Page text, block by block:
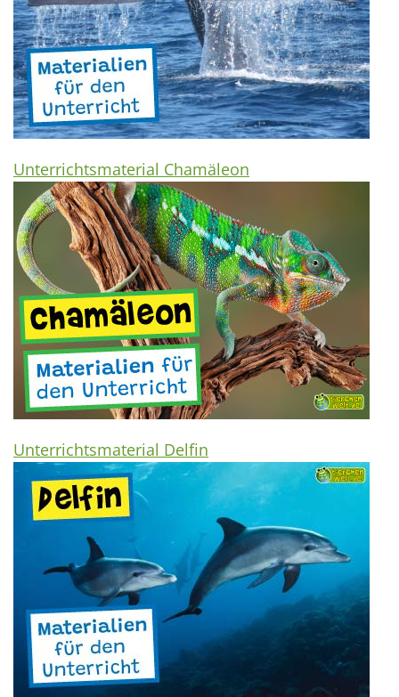
Unterrichtsmaterial Chamäleon
Unterrichtsmaterial Delfin